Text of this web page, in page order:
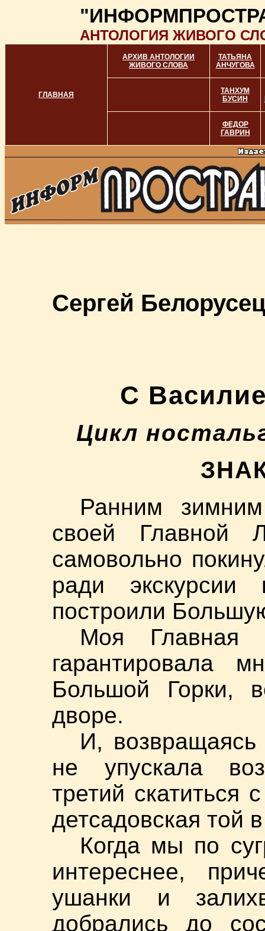
АНТОЛОГИЯ ЖИВОГО
ГЛАВНАЯ
АРХИВ АНТОЛОГИИ
ЖИВОГО СЛОВА
ТАТЬЯНА
АНЧУГОВА
ТАНХУМ
БУСИН
ФЕДОР
ГАВРИН
Сергей
С
Цикл
Ранним
своей Главной
самовольно
ради
построили
Моя Главная
гарантировала
Большой Горки,
дворе.
И, возвращаясь
не упускала
третий скатиться
детсадовская той
Когда мы по
интереснее,
ушанки и
добрались до